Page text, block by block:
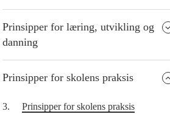
Prinsipper for læring, utvikling og
danning
Prinsipper for skolens praksis
3. Prinsipper for skolens praksis